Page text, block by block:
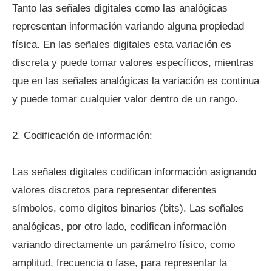
Tanto las señales digitales como las analógicas
representan información variando alguna propiedad
física. En las señales digitales esta variación es
discreta y puede tomar valores específicos, mientras
que en las señales analógicas la variación es continua
y puede tomar cualquier valor dentro de un rango.
2. Codificación de información:
Las señales digitales codifican información asignando
valores discretos para representar diferentes
símbolos, como dígitos binarios (bits). Las señales
analógicas, por otro lado, codifican información
variando directamente un parámetro físico, como
amplitud, frecuencia o fase, para representar la